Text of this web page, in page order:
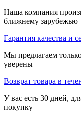
Наша компания
ближнему зарубежью
Гарантия качества и
Мы предлагаем
уверены
Возврат товара в
У вас есть 30 дней,
покупку